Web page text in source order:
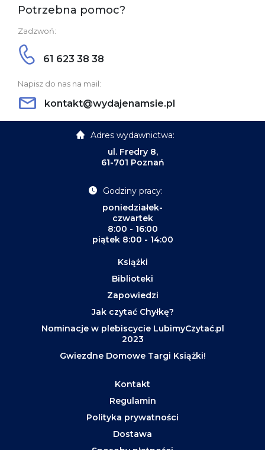
Potrzebna pomoc?
Zadzwoń:
61 623 38 38
Napisz do nas na mail:
kontakt@wydajenamsie.pl
Adres wydawnictwa:
ul. Fredry 8,
61-701 Poznań
Godziny pracy:
poniedziałek-
czwartek
8:00 - 16:00
piątek 8:00 - 14:00
Książki
Biblioteki
Zapowiedzi
Jak czytać Chyłkę?
Nominacje w plebiscycie LubimyCzytać.pl
2023
Gwiezdne Domowe Targi Książki!
Kontakt
Regulamin
Polityka prywatności
Dostawa